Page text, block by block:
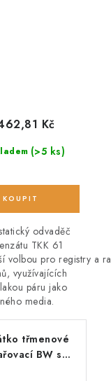
(>5 ks)
Kč
odvaděč
TKK 61
volbou pro registry a
využívajících
páru jako
media.
třmenové
BW s